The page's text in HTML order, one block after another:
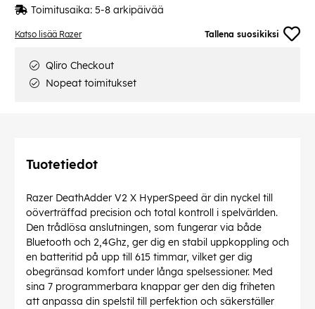
Katso lisää Razer Tallena suosikiksi
Toimitusaika: 5-8 arkipäivää
Qliro Checkout
Nopeat toimitukset
Tuotetiedot
Razer DeathAdder V2 X HyperSpeed är din nyckel till
oöverträffad precision och total kontroll i spelvärlden.
Den trådlösa anslutningen, som fungerar via både
Bluetooth och 2,4Ghz, ger dig en stabil uppkoppling och
en batteritid på upp till 615 timmar, vilket ger dig
obegränsad komfort under långa spelsessioner. Med
sina 7 programmerbara knappar ger den dig friheten
att anpassa din spelstil till perfektion och säkerställer